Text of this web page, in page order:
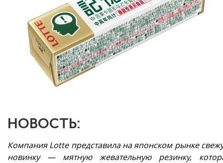
НОВОСТЬ:
Компания Lotte представила на японском рынке
новинку — мятную жевательную резинку,